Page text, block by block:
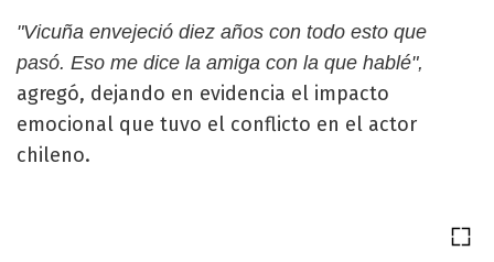
"Vicuña envejeció diez años con todo esto que
pasó. Eso me dice la amiga con la que hablé",
agregó, dejando en evidencia el impacto
emocional que tuvo el conflicto en el actor
chileno.